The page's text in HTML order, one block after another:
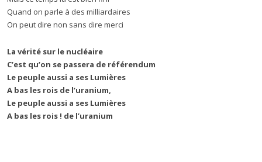
Quand on parle à des milliardaires
On peut dire non sans dire merci
La vérité sur le nucléaire
C’est qu’on se passera de référendum
Le peuple aussi a ses Lumières
A bas les rois de l’uranium,
Le peuple aussi a ses Lumières
A bas les rois ! de l’uranium